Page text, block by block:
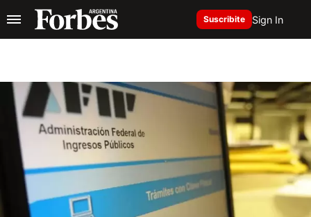
Suscribite Sign In